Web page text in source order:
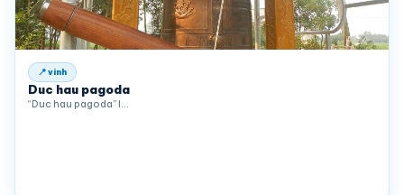
📍 vinh
Duc hau pagoda
“Duc hau pagoda” l…